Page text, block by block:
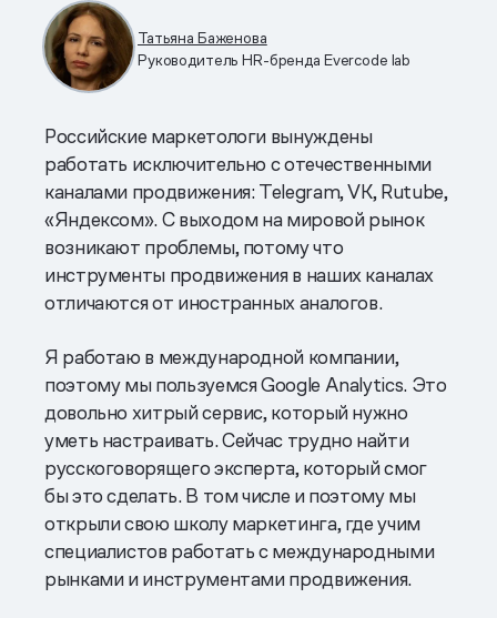
Татьяна Баженова
Руководитель HR-бренда Evercode lab
Российские маркетологи вынуждены
работать исключительно с отечественными
каналами продвижения: Telegram, VK, Rutube,
«Яндексом». С выходом на мировой рынок
возникают проблемы, потому что
инструменты продвижения в наших каналах
отличаются от иностранных аналогов.
Я работаю в международной компании,
поэтому мы пользуемся Google Analytics. Это
довольно хитрый сервис, который нужно
уметь настраивать. Сейчас трудно найти
русскоговорящего эксперта, который смог
бы это сделать. В том числе и поэтому мы
открыли свою школу маркетинга, где учим
специалистов работать с международными
рынками и инструментами продвижения.